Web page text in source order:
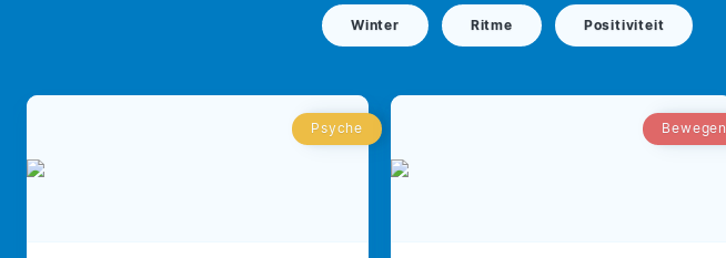
Winter Ritme Positiviteit
Psyche Bewegen